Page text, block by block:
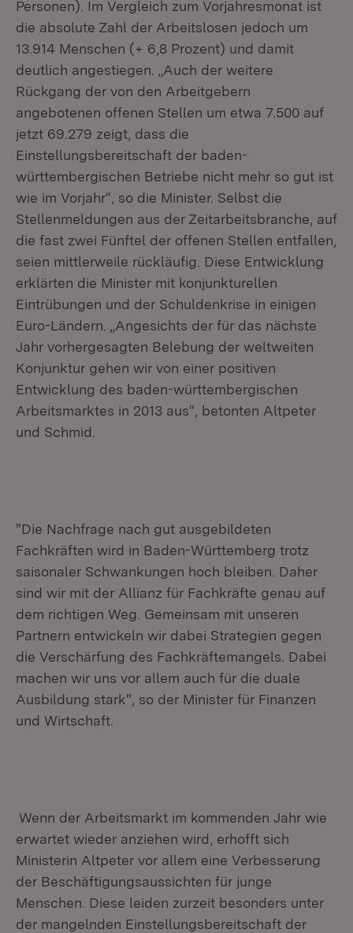
Personen). Im Vergleich zum Vorjahresmonat ist
die absolute Zahl der Arbeitslosen jedoch um
13.914 Menschen (+ 6,8 Prozent) und damit
deutlich angestiegen. „Auch der weitere
Rückgang der von den Arbeitgebern
angebotenen offenen Stellen um etwa 7.500 auf
jetzt 69.279 zeigt, dass die
Einstellungsbereitschaft der baden-
württembergischen Betriebe nicht mehr so gut ist
wie im Vorjahr“, so die Minister. Selbst die
Stellenmeldungen aus der Zeitarbeitsbranche, auf
die fast zwei Fünftel der offenen Stellen entfallen,
seien mittlerweile rückläufig. Diese Entwicklung
erklärten die Minister mit konjunkturellen
Eintrübungen und der Schuldenkrise in einigen
Euro-Ländern. „Angesichts der für das nächste
Jahr vorhergesagten Belebung der weltweiten
Konjunktur gehen wir von einer positiven
Entwicklung des baden-württembergischen
Arbeitsmarktes in 2013 aus“, betonten Altpeter
und Schmid.
"Die Nachfrage nach gut ausgebildeten
Fachkräften wird in Baden-Württemberg trotz
saisonaler Schwankungen hoch bleiben. Daher
sind wir mit der Allianz für Fachkräfte genau auf
dem richtigen Weg. Gemeinsam mit unseren
Partnern entwickeln wir dabei Strategien gegen
die Verschärfung des Fachkräftemangels. Dabei
machen wir uns vor allem auch für die duale
Ausbildung stark", so der Minister für Finanzen
und Wirtschaft.
Wenn der Arbeitsmarkt im kommenden Jahr wie
erwartet wieder anziehen wird, erhofft sich
Ministerin Altpeter vor allem eine Verbesserung
der Beschäftigungsaussichten für junge
Menschen. Diese leiden zurzeit besonders unter
der mangelnden Einstellungsbereitschaft der